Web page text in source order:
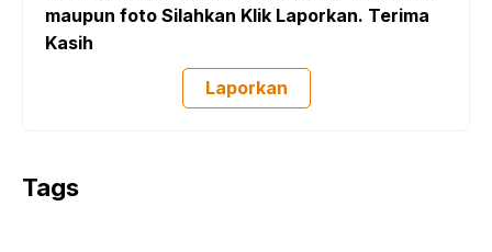
maupun foto Silahkan Klik Laporkan. Terima
Kasih
Laporkan
Tags